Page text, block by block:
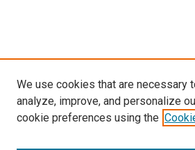
We use cookies that are necessary
analyze, improve, and personalize
cookie preferences using the